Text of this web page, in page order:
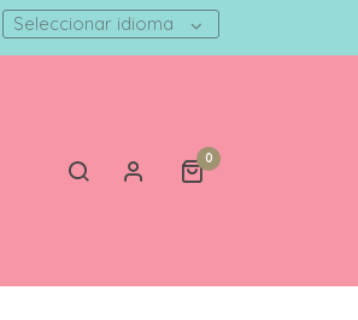
Seleccionar idioma
0